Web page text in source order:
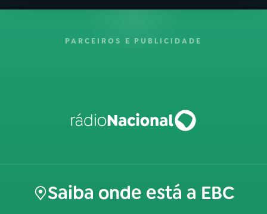
PARCEIROS E PUBLICIDADE
Saiba onde está a EBC